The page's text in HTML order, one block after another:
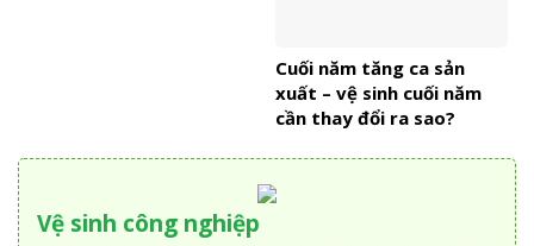
Cuối năm tăng ca sản
xuất – vệ sinh cuối năm
cần thay đổi ra sao?
Vệ sinh công nghiệp